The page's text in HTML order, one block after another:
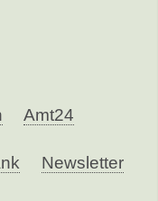
Amt24
Newsletter